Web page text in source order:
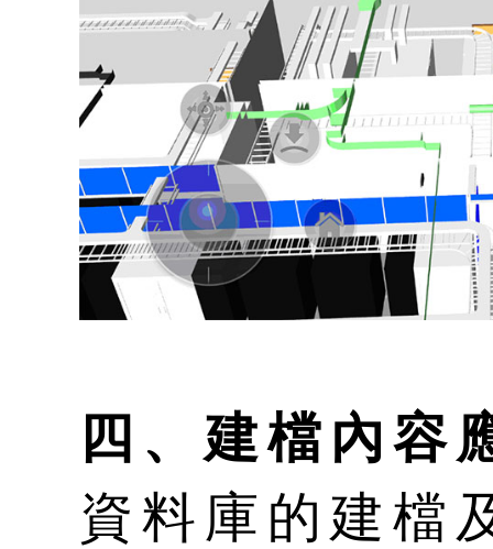
四、建檔內容
資料庫的建檔